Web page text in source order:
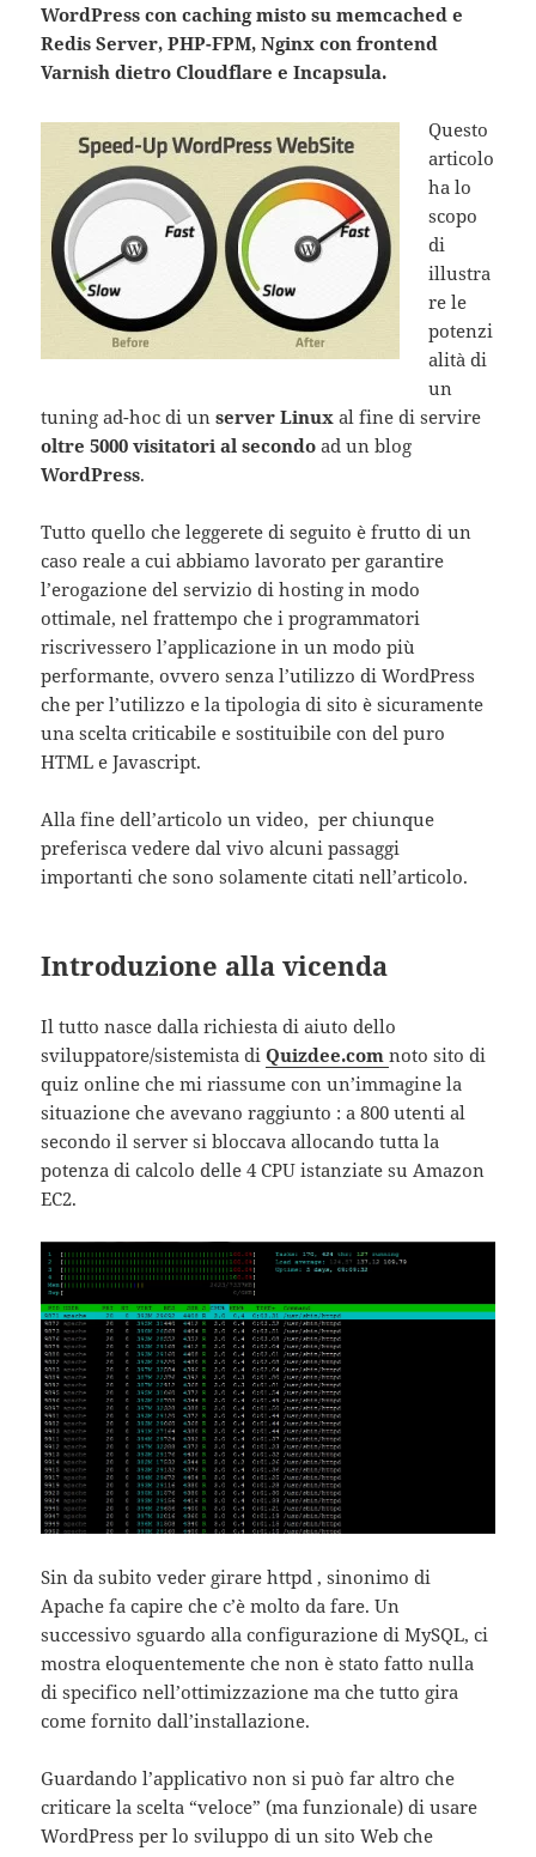
WordPress con caching misto su memcached e
Redis Server, PHP-FPM, Nginx con frontend
Varnish dietro Cloudflare e Incapsula.
Questo
articolo
ha lo
scopo
di
illustra
re le
potenzi
alità di
un
tuning ad-hoc di unserver Linux al fine di servire
oltre 5000 visitatori al secondo ad un blog
WordPress.
Tutto quello che leggerete di seguito è frutto di un
caso reale a cui abbiamo lavorato per garantire
l’erogazione del servizio di hosting in modo
ottimale, nel frattempo che i programmatori
riscrivessero l’applicazione in un modo più
performante, ovvero senza l’utilizzo di WordPress
che per l’utilizzo e la tipologia di sito è sicuramente
una scelta criticabile e sostituibile con del puro
HTML e Javascript.
Alla fine dell’articolo un video, per chiunque
preferisca vedere dal vivo alcuni passaggi
importanti che sono solamente citati nell’articolo.
Introduzione alla vicenda
Il tutto nasce dalla richiesta di aiuto dello
sviluppatore/sistemista diQuizdee.comnoto sito di
quiz online che mi riassume con un’immagine la
situazione che avevano raggiunto : a 800 utenti al
secondo il server si bloccava allocando tutta la
potenza di calcolo delle 4 CPU istanziate su Amazon
EC2.
Sin da subito veder girare httpd , sinonimo di
Apache fa capire che c’è molto da fare. Un
successivo sguardo alla configurazione di MySQL, ci
mostra eloquentemente che non è stato fatto nulla
di specifico nell’ottimizzazione ma che tutto gira
come fornito dall’installazione.
Guardando l’applicativo non si può far altro che
criticare la scelta “veloce” (ma funzionale) di usare
WordPress per lo sviluppo di un sito Web che